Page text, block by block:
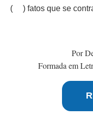
( ) fatos que se
Por
Formada em